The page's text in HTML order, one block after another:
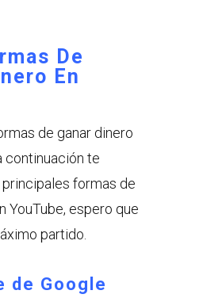
De
En
de ganar dinero
continuación te
formas de
YouTube, espero que
partido.
de Google